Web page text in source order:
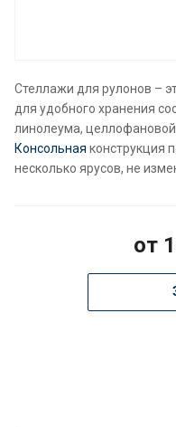
Стеллажи для рулонов –
для удобного хранения
линолеума, целлофановой
Консольная конструкция
несколько ярусов, не
от